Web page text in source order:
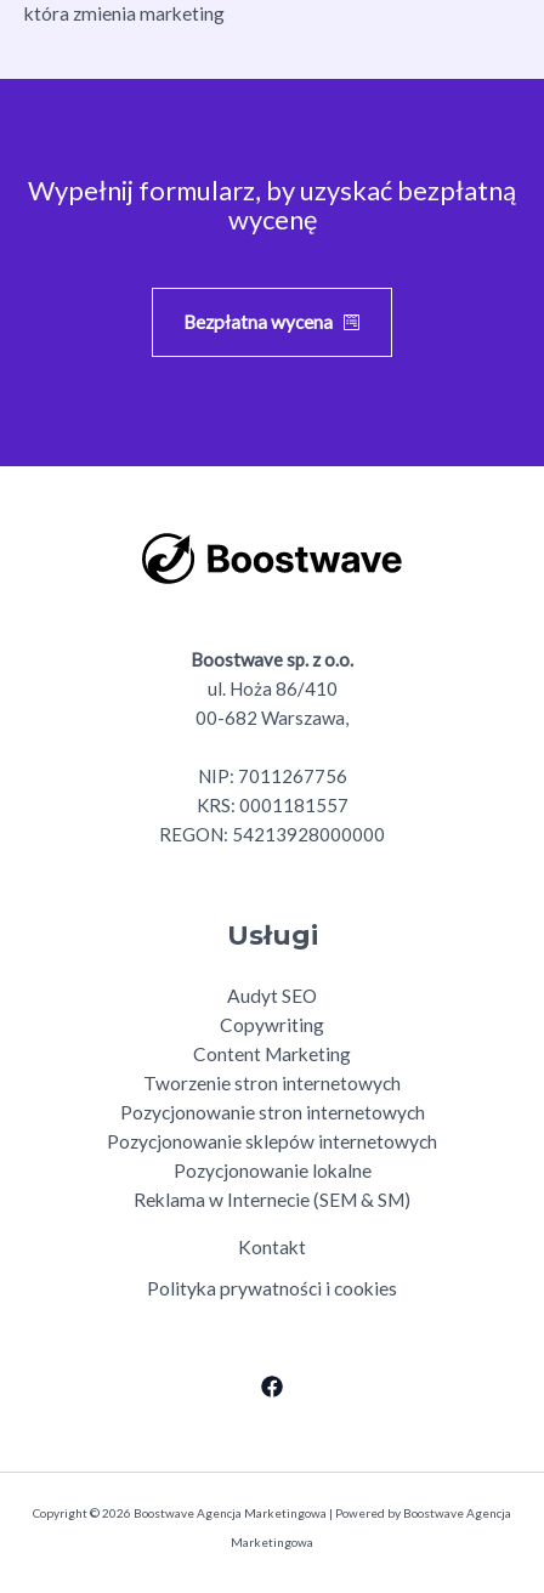
która zmienia marketing
Wypełnij formularz, by uzyskać bezpłatną
wycenę
Bezpłatna wycena
Boostwave sp. z o.o.
ul. Hoża 86/410
00-682 Warszawa,
NIP: 7011267756
KRS: 0001181557
REGON: 54213928000000
Usługi
Audyt SEO
Copywriting
Content Marketing
Tworzenie stron internetowych
Pozycjonowanie stron internetowych
Pozycjonowanie sklepów internetowych
Pozycjonowanie lokalne
Reklama w Internecie (SEM & SM)
Kontakt
Polityka prywatności i cookies
Copyright © 2026 Boostwave Agencja Marketingowa | Powered by Boostwave Agencja
Marketingowa